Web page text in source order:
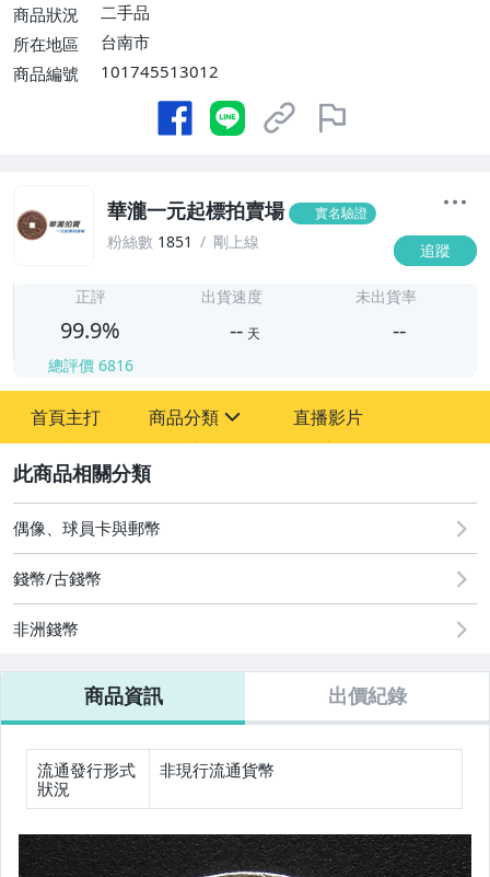
商品狀況
二手品
所在地區
台南市
商品編號
101745513012
華瀧一元起標拍賣場 實名驗證
粉絲數 1851 剛上線 追蹤
正評
99.9%
總評價 6816
出貨速度
-- 天
未出貨率
--
首頁主打 商品分類
圖書/影音/文具
古董、藝術與礦石
偶像、球員卡與郵幣
直播影片
偶像、球員卡與郵幣
錢幣/古錢幣
非洲錢幣
商品資訊 出價紀錄
流通發行形式
狀況
非現行流通貨幣